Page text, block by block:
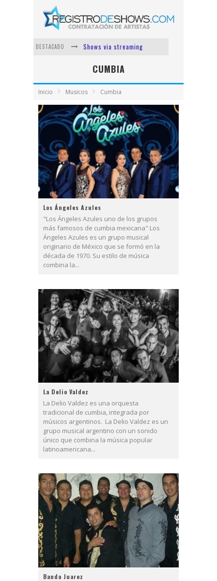
DESTACADO
Shows via streaming
Lit Killah
Nicki Nicole
Vi Em
Los Ángeles Azules
CUMBIA
Inicio Musicos Cumbia
Los Ángeles Azules
"Los Ángeles Azules uno de los grupos
más famosos de cumbia mexicana" Los
Ángeles Azules es un grupo musical
originario de México que se formó en la
década de 1970. Su estilo de música
combina la...
La Delio Valdez
La Delio Valdez es una orquesta
tradicional de cumbia, integrada por
músicos argentinos. La Delio Valdez es un
grupo musical argentino con un sonido
único que combina la música popular
latinoamericana...
Banda Juarez